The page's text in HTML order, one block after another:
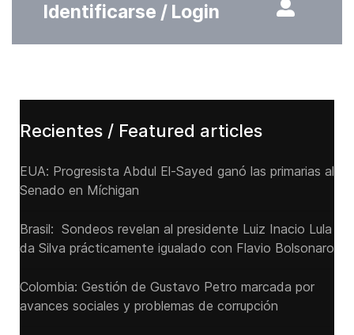
Identificarse / Login
Recientes / Featured articles
EUA: Progresista Abdul El-Sayed ganó las primarias al
Senado ‌en Míchigan
Brasil: Sondeos revelan al presidente Luiz Inacio Lula
da Silva prácticamente igualado con Flavio Bolsonaro
Colombia: Gestión de Gustavo Petro marcada por
avances sociales y problemas de corrupción